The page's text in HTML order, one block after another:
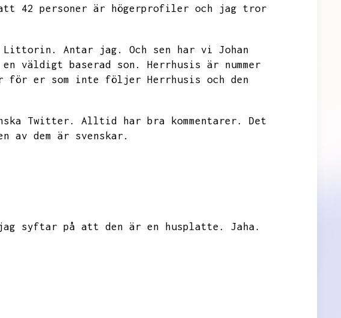
42 personer är högerprofiler och jag tror
Littorin. Antar jag. Och sen har vi Johan
väldigt baserad son.
Herrhusis är nummer
för er som inte följer Herrhusis och den
Twitter. Alltid har bra kommentarer.
Det
av dem är svenskar.
syftar på att den är en husplatte.
Jaha.